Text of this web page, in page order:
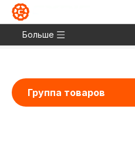
Больше
Дом
Гора » Укротитель 29
Группа товаров